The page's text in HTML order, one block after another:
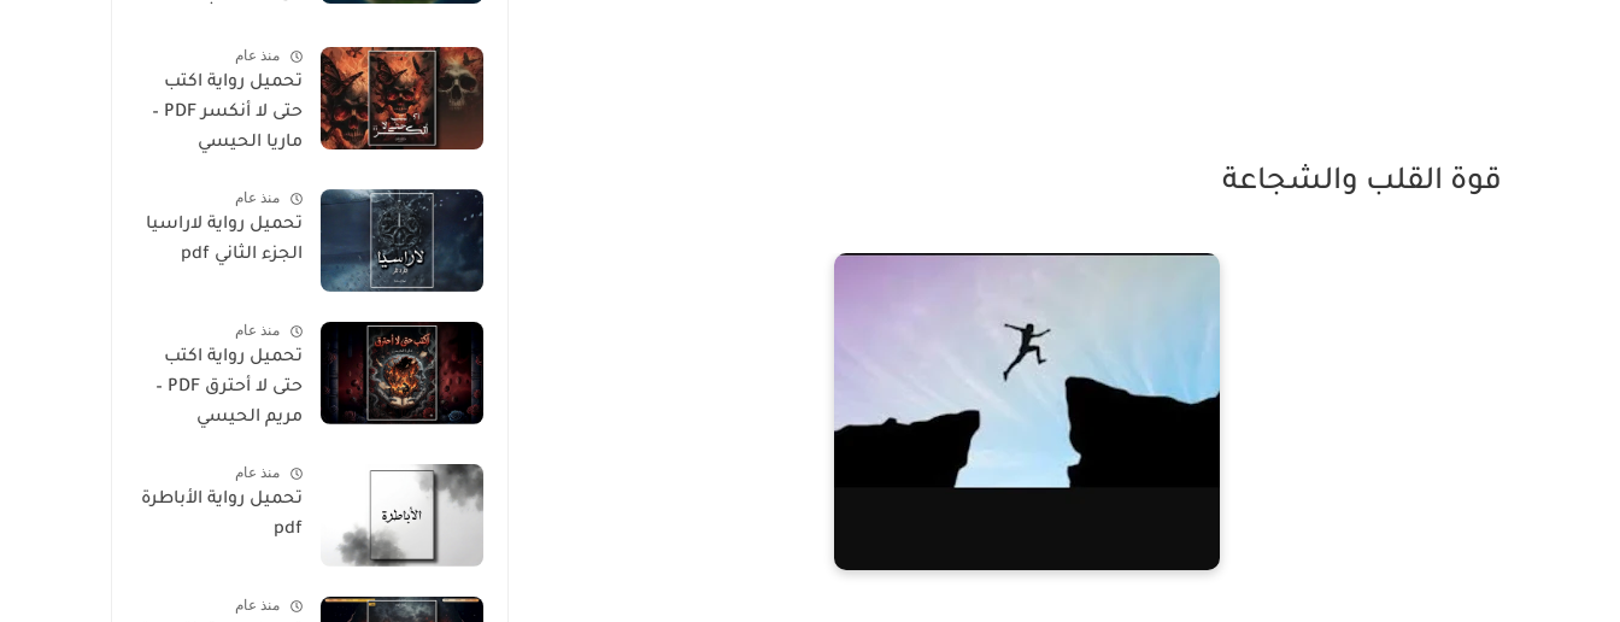
قوة القلب والشجاعة
منذ عام
تحميل رواية اكتب
حتى لا أنكسر PDF –
ماريا الحيسي
منذ عام
تحميل رواية لاراسيا
الجزء الثاني pdf
منذ عام
تحميل رواية اكتب
حتى لا أحترق PDF –
مريم الحيسي
منذ عام
تحميل رواية الأباطرة
pdf
منذ عام